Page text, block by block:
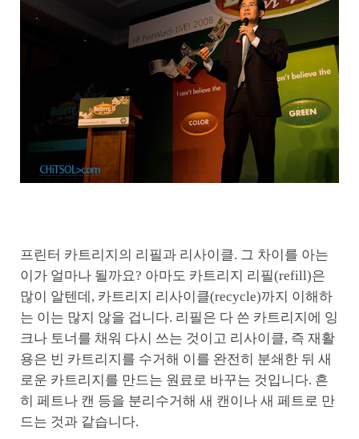
프린터 카트리지의 리필과 리사이클. 그 차이를 아는
이가 얼마나 될까요? 아마도 카트리지 리필(refill)은
많이 알텐데, 카트리지 리사이클(recycle)까지 이해하
는 이는 많지 않을 겁니다. 리필은 다 쓴 카트리지에 잉
크나 토너를 채워 다시 쓰는 것이고 리사이클, 즉 재활
용은 빈 카트리지를 수거해 이를 완전히 분쇄한 뒤 새
로운 카트리지를 만드는 원료로 바꾸는 것입니다. 흔
히 페트나 캔 등을 분리수거해 새 캔이나 새 페트로 만
드는 것과 같습니다.